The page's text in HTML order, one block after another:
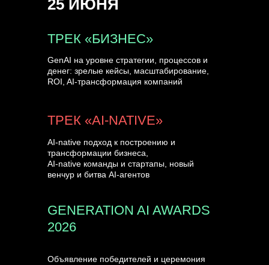
Объявление победителей и церемония
ТРЕК «БИЗНЕС»
GENERATION AI AWARDS
2026
GenAI на уровне стратегии, процессов и
денег: зрелые кейсы, масштабирование,
ROI, AI-трансформация компаний
AI-native подход к построению и
трансформации бизнеса,
AI-native команды и стартапы, новый
венчур и битва AI-агентов
ТРЕК «AI-NATIVE»
25 ИЮНЯ
УЗНАТЬ БОЛЬШЕ